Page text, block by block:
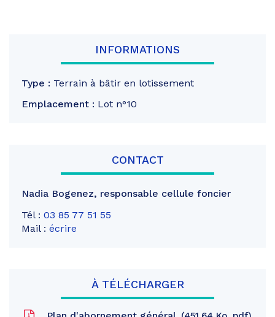
INFORMATIONS
Type : Terrain à bâtir en lotissement
Emplacement : Lot n°10
CONTACT
Nadia Bogenez, responsable cellule foncier
Tél : 03 85 77 51 55
Mail : écrire
À TÉLÉCHARGER